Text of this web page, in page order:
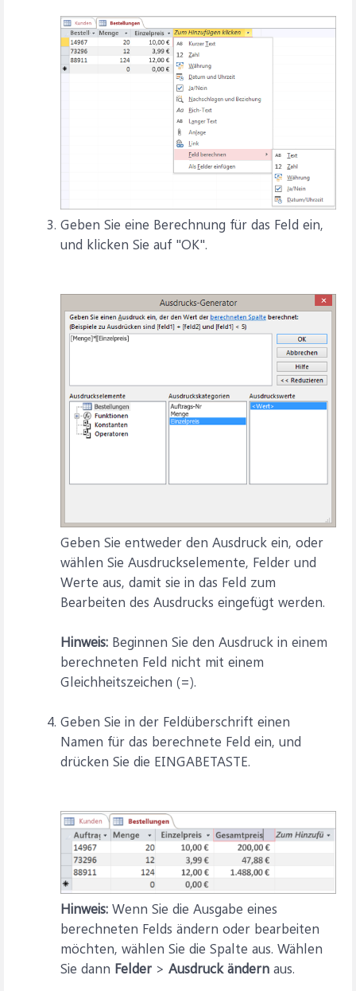
Geben Sie eine Berechnung für das Feld ein,
und klicken Sie auf "OK".
Geben Sie entweder den Ausdruck ein, oder
wählen Sie Ausdruckselemente, Felder und
Werte aus, damit sie in das Feld zum
Bearbeiten des Ausdrucks eingefügt werden.
Hinweis: Beginnen Sie den Ausdruck in einem
berechneten Feld nicht mit einem
Gleichheitszeichen (=).
Geben Sie in der Feldüberschrift einen
Namen für das berechnete Feld ein, und
drücken Sie die EINGABETASTE.
Hinweis: Wenn Sie die Ausgabe eines
berechneten Felds ändern oder bearbeiten
möchten, wählen Sie die Spalte aus. Wählen
Sie dann Felder > Ausdruck ändern aus.